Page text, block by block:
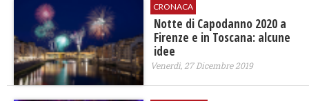
CRONACA
Notte di Capodanno 2020 a
Firenze e in Toscana: alcune
idee
Venerdì, 27 Dicembre 2019